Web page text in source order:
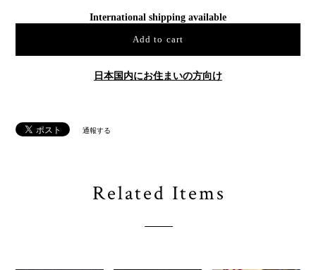
International shipping available
Add to cart
日本国内にお住まいの方向け
通報する
Related Items